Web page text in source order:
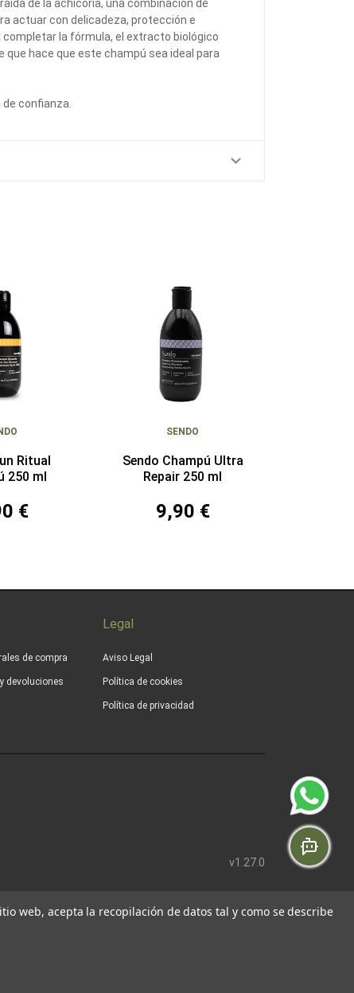
de la achicoria, una combinación de
actuar con delicadeza, protección e
la fórmula, el extracto biológico
hace que este champú sea ideal para
confianza.
Ritual
250 ml
€
SENDO
Sendo Champú Ultra
Repair 250 ml
9,90 €
de compra
devoluciones
Legal
Aviso Legal
Política de cookies
Política de privacidad
v1.27.0
web, acepta la recopilación de datos tal y como se describe